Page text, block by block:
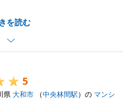
を読む
少なくなるように、サポー
嬉しく思っております。
力になれることがありまし
5
県 大和市 （中央林間駅）の マンシ